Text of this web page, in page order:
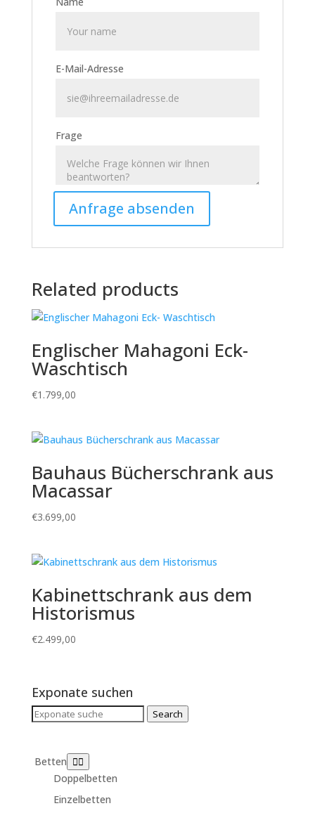
E-Mail-Adresse
Frage
Related products
Englischer Mahagoni Eck-
Waschtisch
€1.799,00
Bauhaus Bücherschrank aus
Macassar
€3.699,00
Kabinettschrank aus dem
Historismus
€2.499,00
Exponate suchen
Search
Search
Betten
Doppelbetten
Einzelbetten